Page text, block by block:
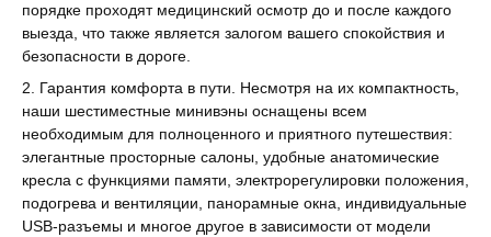
порядке проходят медицинский осмотр до и после каждого
выезда, что также является залогом вашего спокойствия и
безопасности в дороге.
Гарантия комфорта в пути. Несмотря на их компактность,
наши шестиместные минивэны оснащены всем
необходимым для полноценного и приятного путешествия:
элегантные просторные салоны, удобные анатомические
кресла с функциями памяти, электрорегулировки положения,
подогрева и вентиляции, панорамные окна, индивидуальные
USB-разъемы и многое другое в зависимости от модели